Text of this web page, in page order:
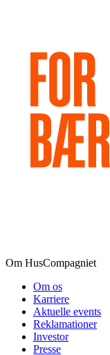
Om HusCompagniet
Om os
Karriere
Aktuelle events
Reklamationer
Investor
Presse